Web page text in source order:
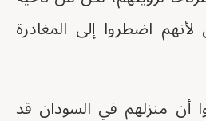
اضطروا إلى المغادرة
أن منزلهم في السودان قد